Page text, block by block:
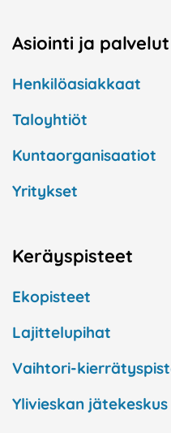
Asiointi ja palvelut
Henkilöasiakkaat
Taloyhtiöt
Kuntaorganisaatiot
Yritykset
Keräyspisteet
Ekopisteet
Lajittelupihat
Vaihtori-
Ylivieskan jätekeskus